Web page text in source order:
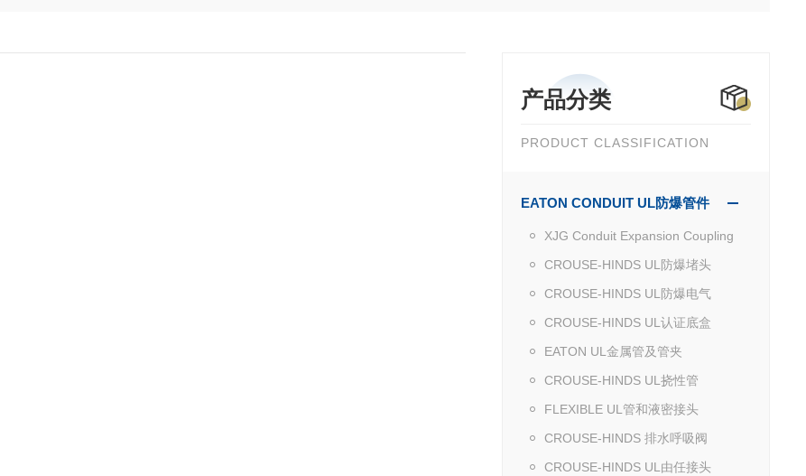
产品分类
PRODUCT CLASSIFICATION
EATON CONDUIT UL防爆管件
XJG Conduit Expansion Coupling
CROUSE-HINDS UL防爆堵头
CROUSE-HINDS UL防爆电气
CROUSE-HINDS UL认证底盒
EATON UL金属管及管夹
CROUSE-HINDS UL挠性管
FLEXIBLE UL管和液密接头
CROUSE-HINDS 排水呼吸阀
CROUSE-HINDS UL由任接头